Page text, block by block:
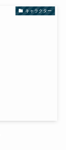
キャラクター